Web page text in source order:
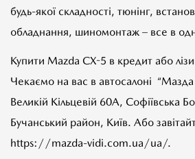
будь-якої складності, тюнінг,
обладнання, шиномонтаж – все в
Купити Mazda CX-5 в кредит або
Чекаємо на вас в автосалоні “Мазда
Великій Кільцевій 60А, Софіївська
Бучанський район, Київ. Або
https://mazda-vidi.com.ua/ua/.